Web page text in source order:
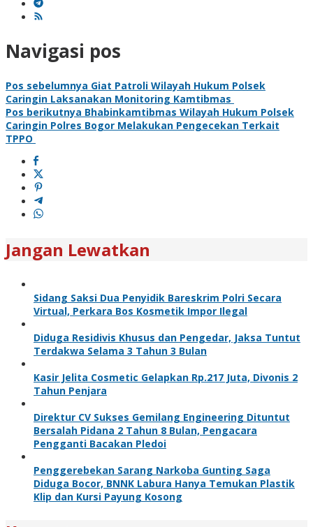
Navigasi pos
Pos sebelumnya Giat Patroli Wilayah Hukum Polsek
Caringin Laksanakan Monitoring Kamtibmas
Pos berikutnya Bhabinkamtibmas Wilayah Hukum Polsek
Caringin Polres Bogor Melakukan Pengecekan Terkait
TPPO
Jangan Lewatkan
Sidang Saksi Dua Penyidik Bareskrim Polri Secara
Virtual, Perkara Bos Kosmetik Impor Ilegal
Diduga Residivis Khusus dan Pengedar, Jaksa Tuntut
Terdakwa Selama 3 Tahun 3 Bulan
Kasir Jelita Cosmetic Gelapkan Rp.217 Juta, Divonis 2
Tahun Penjara
Direktur CV Sukses Gemilang Engineering Dituntut
Bersalah Pidana 2 Tahun 8 Bulan, Pengacara
Pengganti Bacakan Pledoi
Penggerebekan Sarang Narkoba Gunting Saga
Diduga Bocor, BNNK Labura Hanya Temukan Plastik
Klip dan Kursi Payung Kosong